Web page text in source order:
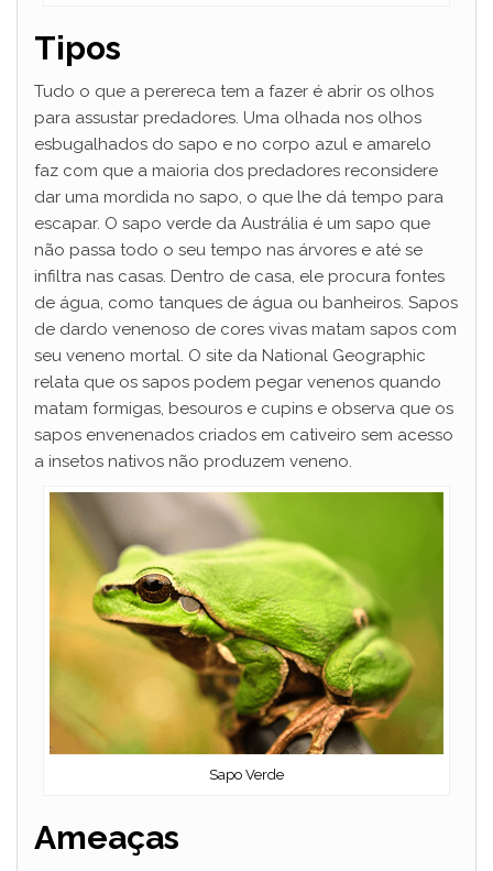
Tipos
Tudo o que a perereca tem a fazer é abrir os olhos
para assustar predadores. Uma olhada nos olhos
esbugalhados do sapo e no corpo azul e amarelo
faz com que a maioria dos predadores reconsidere
dar uma mordida no sapo, o que lhe dá tempo para
escapar. O sapo verde da Austrália é um sapo que
não passa todo o seu tempo nas árvores e até se
infiltra nas casas. Dentro de casa, ele procura fontes
de água, como tanques de água ou banheiros. Sapos
de dardo venenoso de cores vivas matam sapos com
seu veneno mortal. O site da National Geographic
relata que os sapos podem pegar venenos quando
matam formigas, besouros e cupins e observa que os
sapos envenenados criados em cativeiro sem acesso
a insetos nativos não produzem veneno.
Sapo Verde
Ameaças